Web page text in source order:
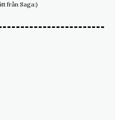
från Saga:)